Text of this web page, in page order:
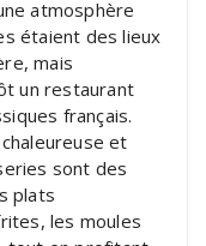
atmosphère
étaient des lieux
mais
un restaurant
français.
et
sont des
plats
les moules